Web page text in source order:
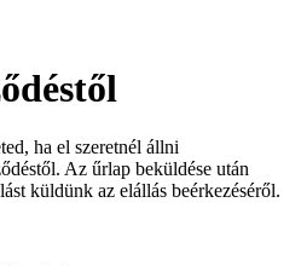
ha el szeretnél állni
Az űrlap beküldése után
küldünk az elállás beérkezéséről.